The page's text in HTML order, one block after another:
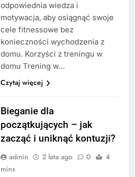
odpowiednia wiedza i
motywacja, aby osiągnąć swoje
cele fitnessowe bez
konieczności wychodzenia z
domu. Korzyści z treningu w
domu Trening w…
Czytaj więcej
Bieganie dla
początkujących – jak
zacząć i uniknąć kontuzji?
admin 2 lata ago 0
4
mins